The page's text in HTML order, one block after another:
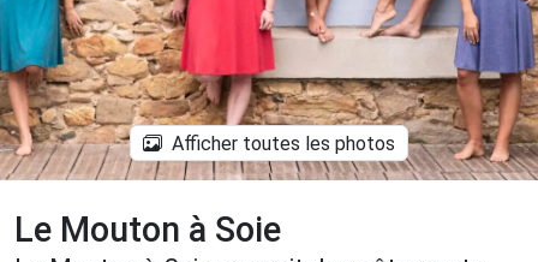
Afficher toutes les photos
Le Mouton à Soie